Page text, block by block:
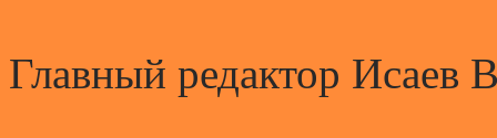
Главный редактор Исаев